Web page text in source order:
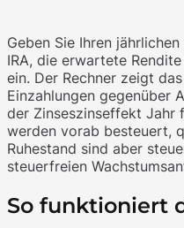
Geben Sie Ihren
IRA, die erwartete
ein. Der Rechner zeigt
Einzahlungen gegenüber
der Zinseszinseffekt Jahr
werden vorab besteuert,
Ruhestand sind aber
steuerfreien
So funktioniert